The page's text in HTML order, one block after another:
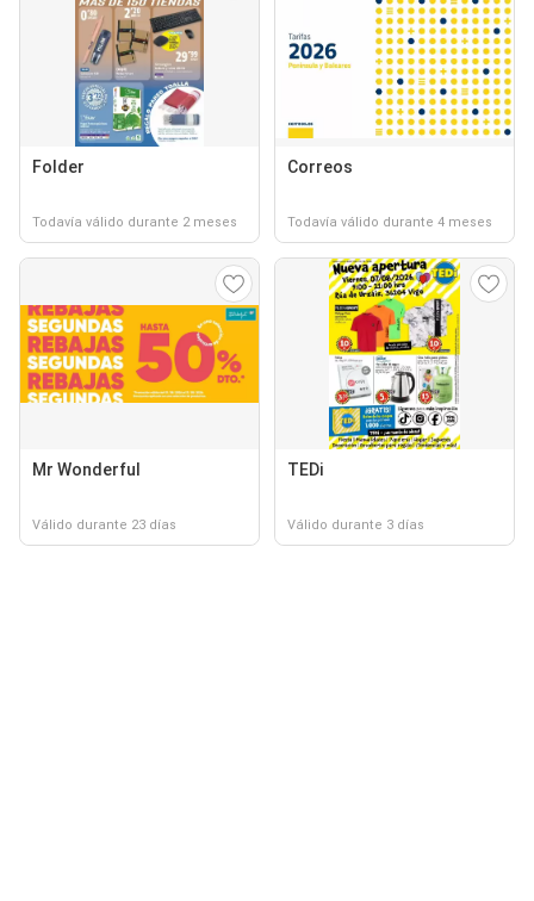
Folder
Todavía válido durante 2 meses
Correos
Todavía válido durante 4 meses
Mr Wonderful
Válido durante 23 días
TEDi
Válido durante 3 días